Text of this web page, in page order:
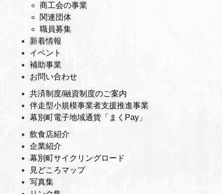
商工会の事業
関連団体
職員募集
新着情報
イベント
補助事業
お問い合わせ
共済制度/融資制度のご案内
伴走型小規模事業者支援推進事業
幕別町電子地域通貨「まくPay」
飲食店紹介
企業紹介
幕別町サイクリングロード
見どころマップ
写真集